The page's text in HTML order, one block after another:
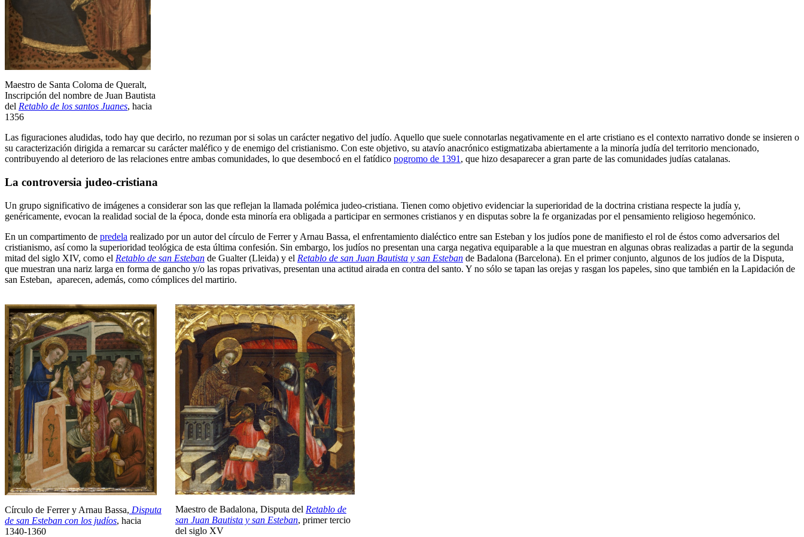
Maestro de Santa Coloma de Queralt,
Inscripción del nombre de Juan Bautista
del Retablo de los santos Juanes, hacia
1356
Las figuraciones aludidas, todo hay que decirlo, no rezuman por si solas un carácter negativo del judío. Aquello que suele connotarlas negativamente en el arte cristiano es el contexto narrativo donde se insieren o
su caracterización dirigida a remarcar su carácter maléfico y de enemigo del cristianismo. Con este objetivo, su atavío anacrónico estigmatizaba abiertamente a la minoría judía del territorio mencionado,
contribuyendo al deterioro de las relaciones entre ambas comunidades, lo que desembocó en el fatídico pogromo de 1391 , que hizo desaparecer a gran parte de las comunidades judías catalanas.
La controversia judeo-cristiana
Un grupo significativo de imágenes a considerar son las que reflejan la llamada polémica judeo-cristiana. Tienen como objetivo evidenciar la superioridad de la doctrina cristiana respecte la judía y,
genéricamente, evocan la realidad social de la época, donde esta minoría era obligada a participar en sermones cristianos y en disputas sobre la fe organizadas por el pensamiento religioso hegemónico.
En un compartimento de predela realizado por un autor del círculo de Ferrer y Arnau Bassa, el enfrentamiento dialéctico entre san Esteban y los judíos pone de manifiesto el rol de éstos como adversarios del
cristianismo, así como la superioridad teológica de esta última confesión. Sin embargo, los judíos no presentan una carga negativa equiparable a la que muestran en algunas obras realizadas a partir de la segunda
mitad del siglo XIV, como el Retablo de san Esteban de Gualter (Lleida) y el Retablo de san Juan Bautista y san Esteban de Badalona (Barcelona). En el primer conjunto, algunos de los judíos de la Disputa,
que muestran una nariz larga en forma de gancho y/o las ropas privativas, presentan una actitud airada en contra del santo. Y no sólo se tapan las orejas y rasgan los papeles, sino que también en la Lapidación de
san Esteban, aparecen, además, como cómplices del martirio.
Círculo de Ferrer y Arnau Bassa, Disputa
de san Esteban con los judíos, hacia
1340-1360
Maestro de Badalona, Disputa del Retablo de
san Juan Bautista y san Esteban, primer tercio
del siglo XV